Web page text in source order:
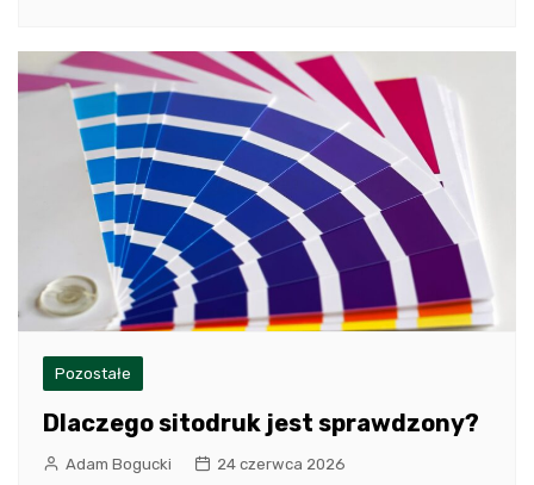
Pozostałe
Dlaczego sitodruk jest sprawdzony?
Adam Bogucki 24 czerwca 2026